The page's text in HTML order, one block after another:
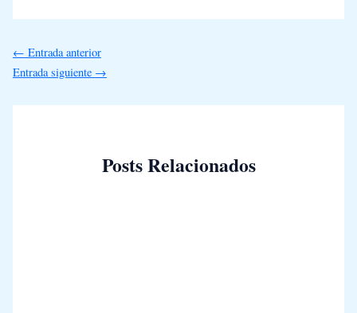
← Entrada anterior
Entrada siguiente →
Posts Relacionados